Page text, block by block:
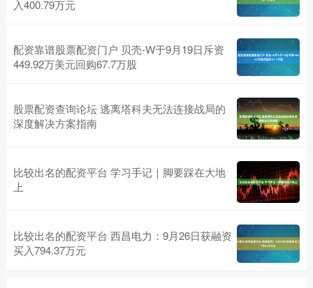
入400.79万元
配资靠谱股票配资门户 贝壳-W于9月19日斥资
449.92万美元回购67.7万股
股票配资查询论坛 逃离塔科夫无法连接战局的
深度解决方案指南
比较出名的配资平台 学习手记｜脚要踩在大地
上
比较出名的配资平台 西昌电力：9月26日获融资
买入794.37万元